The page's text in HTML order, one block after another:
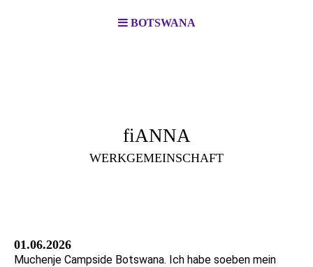
BOTSWANA
fiANNA
WERKGEMEINSCHAFT
01.06.2026
Muchenje Campside Botswana. Ich habe soeben mein